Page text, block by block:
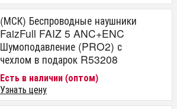
(МСК) Беспроводные наушники
FaizFull FAIZ 5 ANC+ENC
Шумоподавление (PRO2) с
чехлом в подарок R53208
Есть в наличии (оптом)
Узнать цену